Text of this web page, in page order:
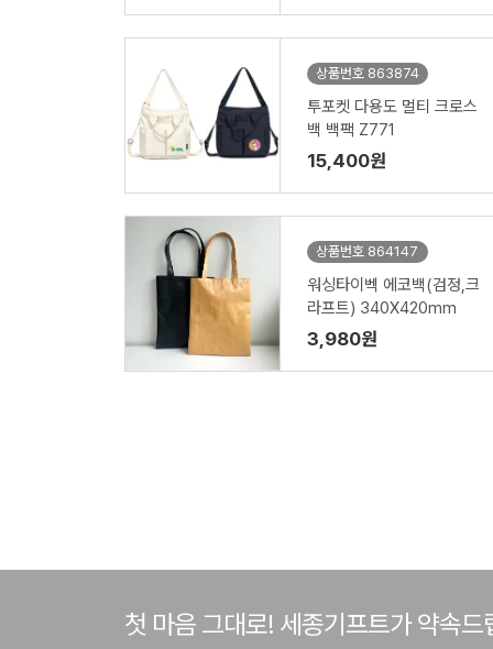
상품번호 863874
투포켓 다용도 멀티 크로스
백 백팩 Z771
15,400원
상품번호 864147
워싱타이벡 에코백(검정,크
라프트) 340X420mm
3,980원
첫 마음 그대로! 세종기프트가 약속드